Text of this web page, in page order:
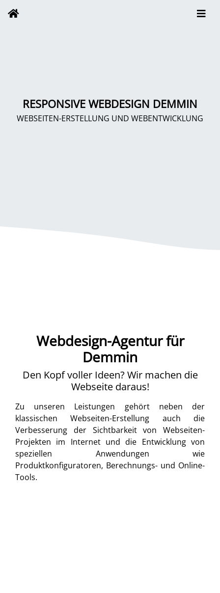
RESPONSIVE WEBDESIGN DEMMIN
WEBSEITEN-ERSTELLUNG UND WEBENTWICKLUNG
Webdesign-Agentur für
Demmin
Den Kopf voller Ideen? Wir machen die
Webseite daraus!
Zu unseren Leistungen gehört neben der
klassischen Webseiten-Erstellung auch die
Verbesserung der Sichtbarkeit von Webseiten-
Projekten im Internet und die Entwicklung von
speziellen Anwendungen wie
Produktkonfiguratoren, Berechnungs- und Online-
Tools.